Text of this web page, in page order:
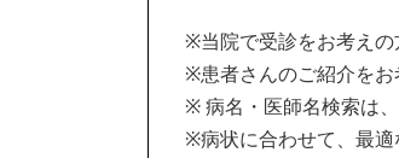
※当院で受診をお考え
※患者さんのご紹介を
※病名・医師名検索は
※病状に合わせて、最適